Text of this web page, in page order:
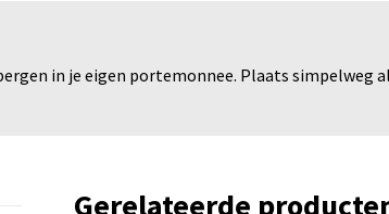
in je eigen portemonnee. Plaats
Gerelateerde